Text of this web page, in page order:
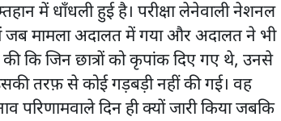
में धाँधली हुई है। परीक्षा लेनेवाली नेशनल
जब मामला अदालत में गया और अदालत ने भी
की कि जिन छात्रों को कृपांक दिए गए थे, उनसे
तरफ़ से कोई गड़बड़ी नहीं की गई। वह
परिणामवाले दिन ही क्यों जारी किया जबकि